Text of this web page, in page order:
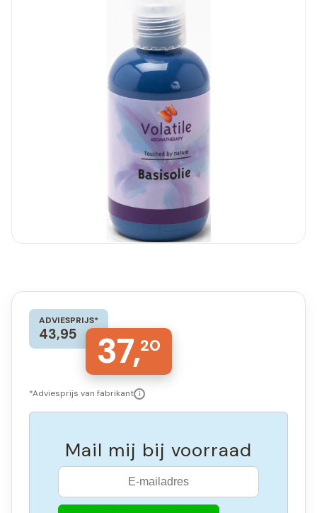
ADVIESPRIJS*
43,95 37,20
*Adviesprijs van fabrikant i
Mail mij bij voorraad